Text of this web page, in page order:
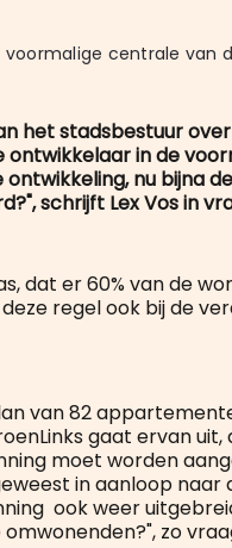
centrale van
het stadsbestuur
in de
nu bijna
schrijft Lex Vos in
dat er 60% van de
regel ook bij de
van 82
gaat ervan uit,
moet worden
in aanloop naar
ook weer
zo